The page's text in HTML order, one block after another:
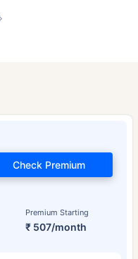
Premium Starting
₹ 507/month
Check Premium